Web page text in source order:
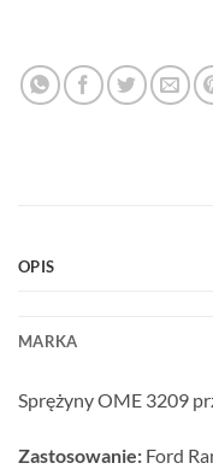
OPIS
MARKA
Sprężyny OME 3209
Zastosowanie: Ford